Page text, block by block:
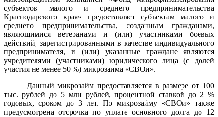
субъектов малого и среднего предпринимательства
Краснодарского края» предоставляет субъектам малого и
среднего предпринимательства, созданным гражданами,
являющимися ветеранами и (или) участниками боевых
действий, зарегистрированными в качестве индивидуального
предпринимателя, и (или) указанные граждане являются
учредителями (участниками) юридического лица (с долей
участия не менее 50 %) микрозайма «СВОи».
Данный микрозайм предоставляется в размере от 100
тыс. рублей до 5 млн рублей, процентной ставкой до 2 %
годовых, сроком до 3 лет. По микрозайму «СВОи» также
предусмотрена отсрочка по уплате основного долга до 12